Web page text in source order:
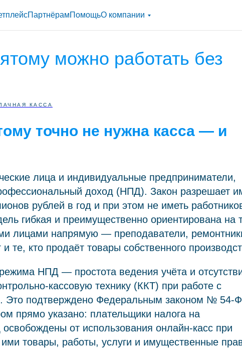
ПартнёрамПомощьО компании
можно работать без
КАССА
точно не нужна касса — и
лица и индивидуальные предприниматели,
доход (НПД). Закон разрешает
рублей в год и при этом не иметь
гибкая и преимущественно ориентирована на
лицами напрямую — преподаватели,
те, кто продаёт товары собственного
НПД — простота ведения учёта и
кассовую технику (ККТ) при работе с
Это подтверждено Федеральным законом № 54-
прямо указано: плательщики налога на
от использования онлайн-касс при
товары, работы, услуги и имущественные